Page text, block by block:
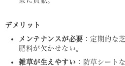
デメリット
メンテナンスが必要 ：定期的な
肥料が欠かせない。
雑草が生えやすい ：防草シート